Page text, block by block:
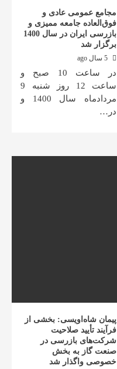
مجامع عمومی عادی و
فوق‌العاده جامعه ممیزی و
بازرسی ایران در سال 1400
برگزار شد
در ساعت 10 صبح و
ساعت 12 روز شنبه 9
مردادماه سال 1400 و
در…
پیمان شاه‌اویسی: بخشی از
فرآیند تأیید صلاحیت
شرکت‌های بازرسی در
صنعت گاز به بخش
خصوصی واگذار شد